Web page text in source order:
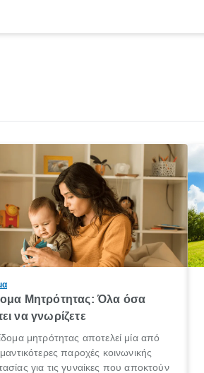
Μητρότητας: Όλα όσα
να γνωρίζετε
μητρότητας αποτελεί μία από
παροχές κοινωνικής
για τις γυναίκες που αποκτούν